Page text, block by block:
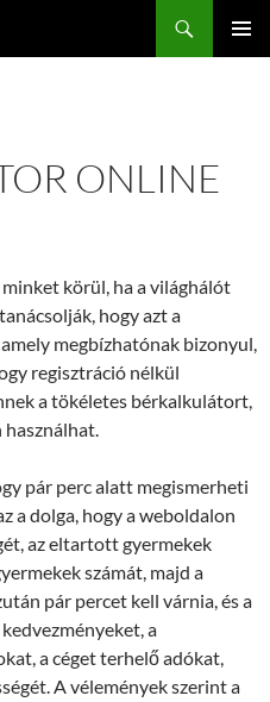
ONLINE
körül, ha a világhálót
hogy azt a
megbízhatónak bizonyul,
regisztráció nélkül
a tökéletes bérkalkulátort,
használhat.
pár perc alatt megismerheti
a dolga, hogy a weboldalon
az eltartott gyermekek
számát, majd a
pár percet kell várnia, és a
a
a céget terhelő adókat,
A vélemények szerint a